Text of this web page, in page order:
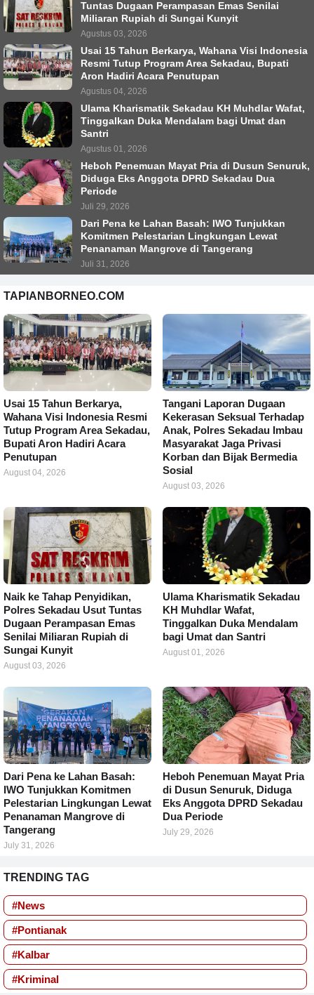
Tuntas Dugaan Perampasan Emas Senilai
Miliaran Rupiah di Sungai Kunyit
Agustus 03, 2026
Usai 15 Tahun Berkarya, Wahana Visi Indonesia
Resmi Tutup Program Area Sekadau, Bupati
Aron Hadiri Acara Penutupan
Agustus 04, 2026
Ulama Kharismatik Sekadau KH Muhdlar Wafat,
Tinggalkan Duka Mendalam bagi Umat dan
Santri
Agustus 01, 2026
Heboh Penemuan Mayat Pria di Dusun Senuruk,
Diduga Eks Anggota DPRD Sekadau Dua
Periode
Juli 29, 2026
Dari Pena ke Lahan Basah: IWO Tunjukkan
Komitmen Pelestarian Lingkungan Lewat
Penanaman Mangrove di Tangerang
Juli 31, 2026
TAPIANBORNEO.COM
Usai 15 Tahun Berkarya,
Wahana Visi Indonesia Resmi
Tutup Program Area Sekadau,
Bupati Aron Hadiri Acara
Penutupan
August 04, 2026
Tangani Laporan Dugaan
Kekerasan Seksual Terhadap
Anak, Polres Sekadau Imbau
Masyarakat Jaga Privasi
Korban dan Bijak Bermedia
Sosial
August 03, 2026
Naik ke Tahap Penyidikan,
Polres Sekadau Usut Tuntas
Dugaan Perampasan Emas
Senilai Miliaran Rupiah di
Sungai Kunyit
August 03, 2026
Ulama Kharismatik Sekadau
KH Muhdlar Wafat,
Tinggalkan Duka Mendalam
bagi Umat dan Santri
August 01, 2026
Dari Pena ke Lahan Basah:
IWO Tunjukkan Komitmen
Pelestarian Lingkungan Lewat
Penanaman Mangrove di
Tangerang
July 31, 2026
Heboh Penemuan Mayat Pria
di Dusun Senuruk, Diduga
Eks Anggota DPRD Sekadau
Dua Periode
July 29, 2026
TRENDING TAG
#News
#Pontianak
#Kalbar
#Kriminal